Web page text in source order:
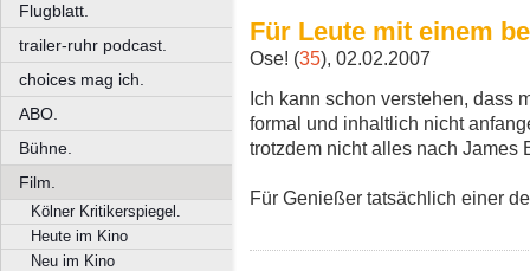
Flugblatt.
trailer-ruhr podcast.
choices mag ich.
ABO.
Bühne.
Film.
Kölner Kritikerspiegel.
Heute im Kino
Neu im Kino
Für Leute mit einem
Ose! (35), 02.02.2007
Ich kann schon verstehen, dass
formal und inhaltlich nicht
trotzdem nicht alles nach James
Für Genießer tatsächlich einer